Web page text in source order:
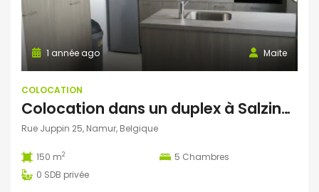
Maite
1 année ago
COLOCATION
Colocation dans un duplex à Salzinnes
Rue Juppin 25, Namur, Belgique
150 m2 5 Chambres
0 SDB privée